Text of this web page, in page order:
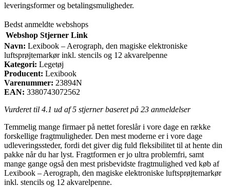
leveringsformer og betalingsmuligheder.
Bedst anmeldte webshops
Webshop Stjerner Link
Navn: Lexibook – Aerograph, den magiske elektroniske
luftsprøjtemarkør inkl. stencils og 12 akvarelpenne
Kategori: Legetøj
Producent: Lexibook
Varenummer: 23894N
EAN: 3380743072562
Vurderet til 4.1 ud af 5 stjerner baseret på 23 anmeldelser
Temmelig mange firmaer på nettet foreslår i vore dage en række
forskellige fragtmuligheder. Den mest moderne er i vore dage
udleveringssteder, fordi det giver dig fuld fleksibilitet til at hente din
pakke når du har lyst. Fragtformen er jo ultra problemfri, samt
mange gange også den mest prisbevidste fragtmulighed ved køb af
Lexibook – Aerograph, den magiske elektroniske luftsprøjtemarkør
inkl. stencils og 12 akvarelpenne.